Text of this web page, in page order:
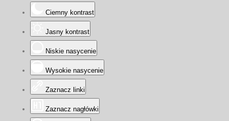
Ciemny kontrast
Jasny kontrast
Niskie nasycenie
Wysokie nasycenie
Zaznacz linki
Zaznacz nagłówki